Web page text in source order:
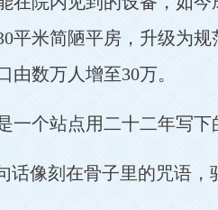
平米简陋平房，升级为
由数万人增至30万。
一个站点用二十二年写
像刻在骨子里的咒语，